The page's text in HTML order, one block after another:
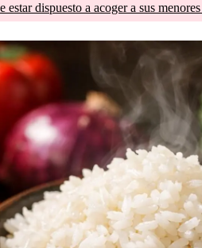
estar dispuesto a acoger a sus